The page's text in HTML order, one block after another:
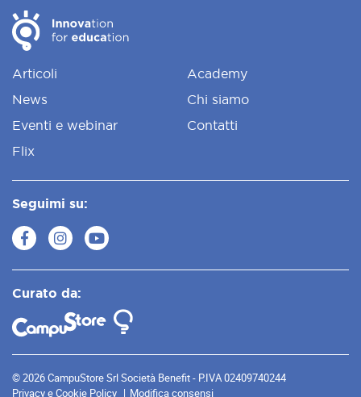
Articoli
News
Eventi e webinar
Flix
Academy
Chi siamo
Contatti
Seguimi su:
Curato da:
© 2026 CampuStore Srl Società Benefit - P.IVA 02409740244
Privacy e Cookie Policy
Modifica consensi